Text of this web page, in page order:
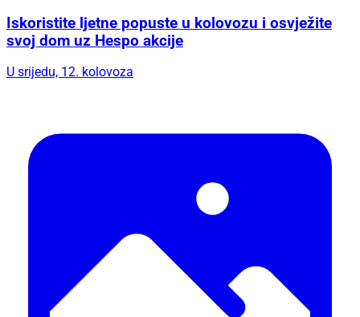
Iskoristite ljetne popuste u kolovozu i osvježite
svoj dom uz Hespo akcije
U srijedu, 12. kolovoza